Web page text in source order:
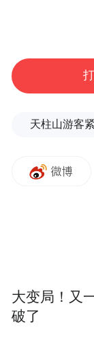
资产进行分
除。
经济指标
进行资产配
些东西在
大变局！又
破了